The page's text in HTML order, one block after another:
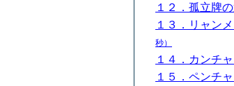
１２．孤立牌
１３．リャン
秒）
１４．カンチ
１５．ペンチ